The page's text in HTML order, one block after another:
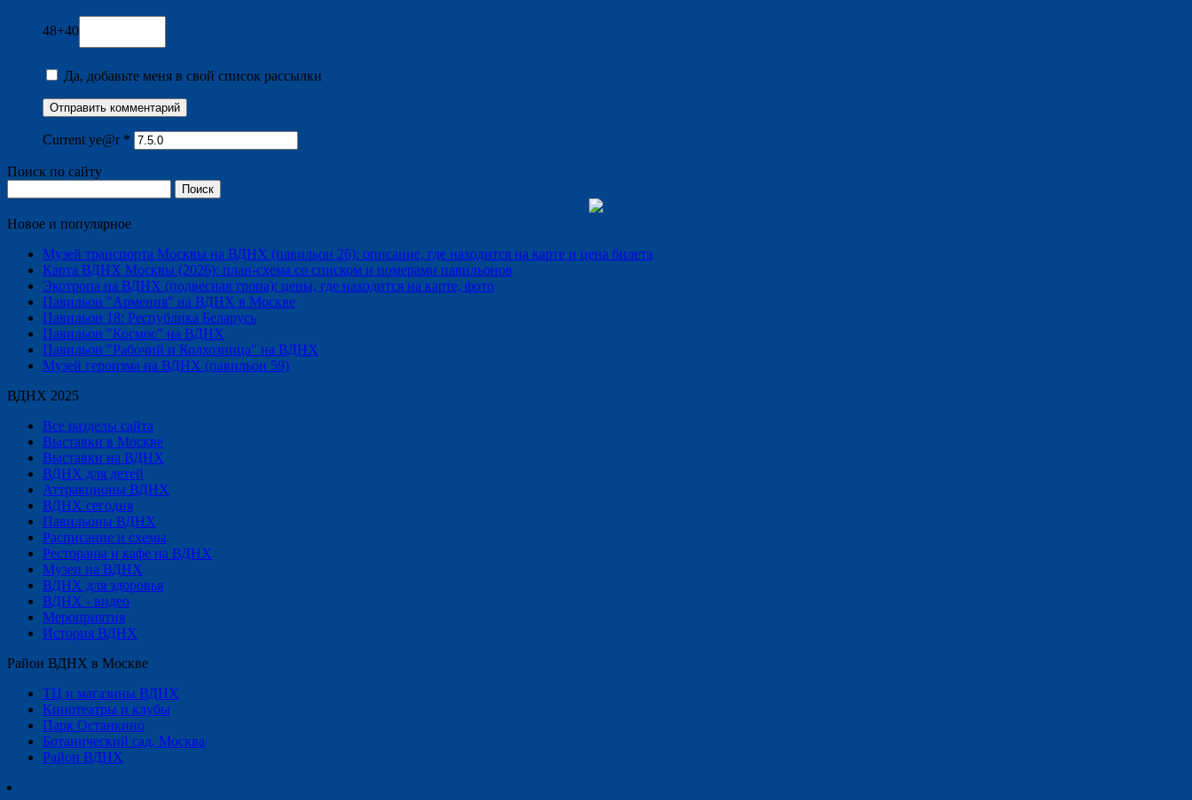
48+40
Да, добавьте меня в свой список рассылки
Current ye@r *
Поиск по сайту
Новое и популярное
Музей транспорта Москвы на ВДНХ (павильон 26): описание, где находится на карте и цена билета
Карта ВДНХ Москвы (2026): план-схема со списком и номерами павильонов
Экотропа на ВДНХ (подвесная тропа): цены, где находится на карте, фото
Павильон "Армения" на ВДНХ в Москве
Павильон 18: Республика Беларусь
Павильон "Космос" на ВДНХ
Павильон "Рабочий и Колхозница" на ВДНХ
Музей героизма на ВДНХ (павильон 59)
ВДНХ 2025
Все разделы сайта
Выставки в Москве
Выставки на ВДНХ
ВДНХ для детей
Аттракционы ВДНХ
ВДНХ сегодня
Павильоны ВДНХ
Расписание и схемы
Рестораны и кафе на ВДНХ
Музеи на ВДНХ
ВДНХ для здоровья
ВДНХ - видео
Мероприятия
История ВДНХ
Район ВДНХ в Москве
ТЦ и магазины ВДНХ
Кинотеатры и клубы
Парк Останкино
Ботанический сад, Москва
Район ВДНХ